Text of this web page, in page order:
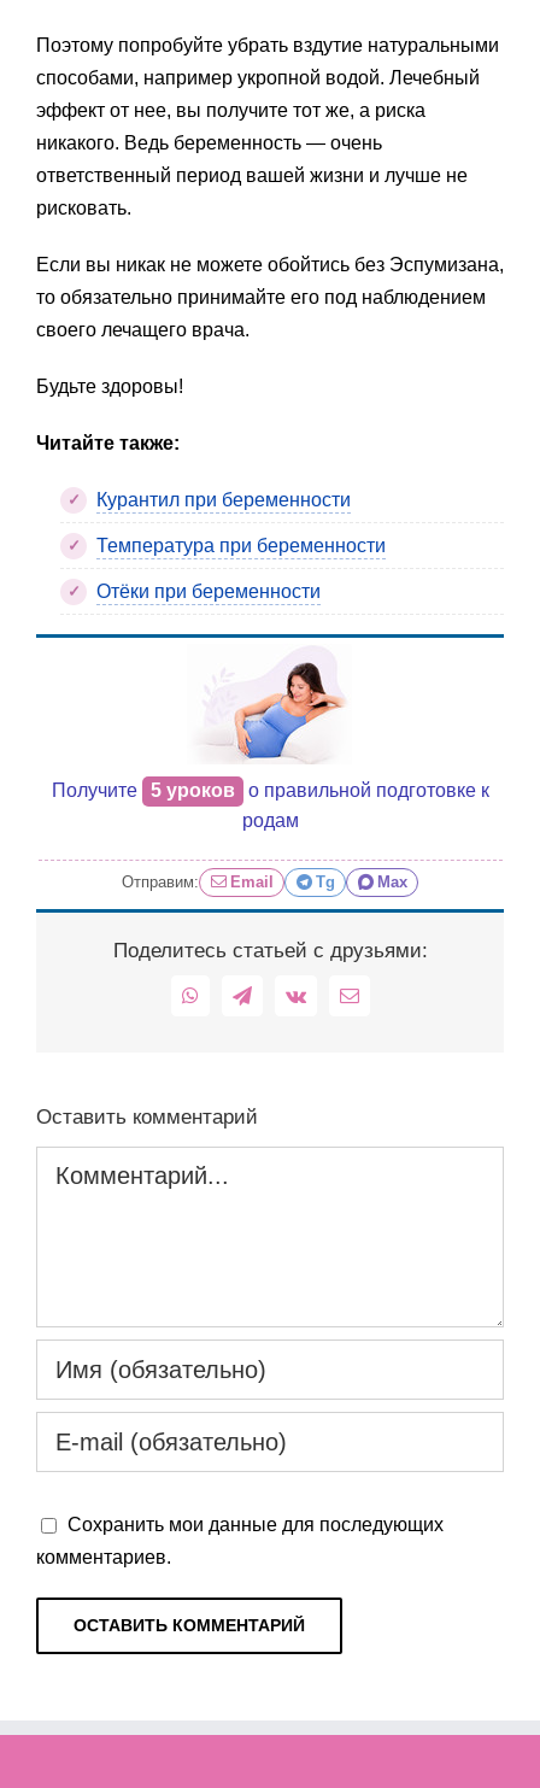
Поэтому попробуйте убрать вздутие натуральными
способами, например укропной водой. Лечебный
эффект от нее, вы получите тот же, а риска
никакого. Ведь беременность — очень
ответственный период вашей жизни и лучше не
рисковать.
Если вы никак не можете обойтись без Эспумизана,
то обязательно принимайте его под наблюдением
своего лечащего врача.
Будьте здоровы!
Читайте также:
Курантил при беременности
Температура при беременности
Отёки при беременности
Получите 5 уроков
о правильной подготовке к
родам
Отправим: Email Tg Max
Поделитесь статьей с друзьями:
WhatsAppTelegram
Vk Email
Оставить комментарий
Сохранить мои данные для последующих
комментариев.